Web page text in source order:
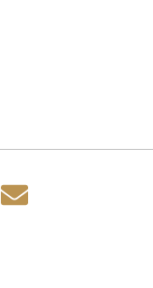
Share